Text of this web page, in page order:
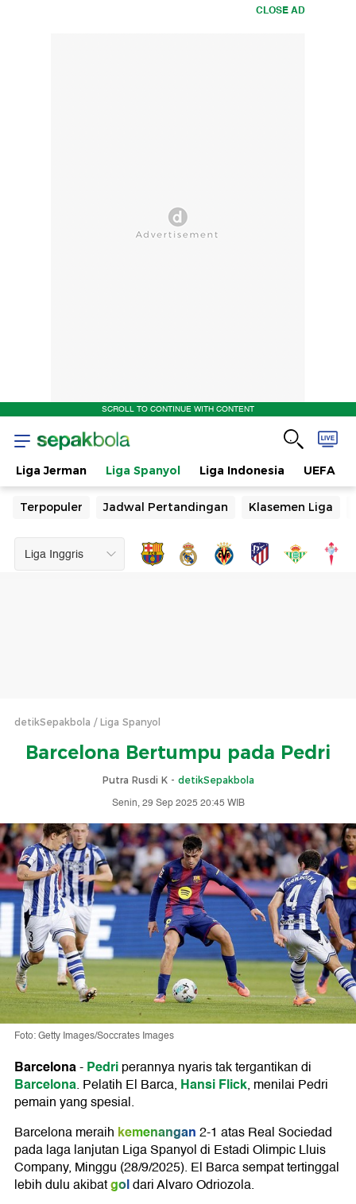
CLOSE AD
SCROLL TO CONTINUE WITH CONTENT
Liga Jerman Liga Spanyol Liga Indonesia UEFA
Terpopuler Jadwal Pertandingan Klasemen Liga
detikSepakbola Liga Spanyol
Barcelona Bertumpu pada Pedri
Putra Rusdi K - detikSepakbola
Senin, 29 Sep 2025 20:45 WIB
Foto: Getty Images/Soccrates Images
Barcelona-Pedriperannya nyaris tak tergantikan di
Barcelona. Pelatih El Barca, Hansi Flick, menilai Pedri
pemain yang spesial.
Barcelona meraih kemenangan2-1 atas Real Sociedad
pada laga lanjutan Liga Spanyol di Estadi Olimpic Lluis
Company, Minggu (28/9/2025). El Barca sempat tertinggal
lebih dulu akibatgoldari Alvaro Odriozola.